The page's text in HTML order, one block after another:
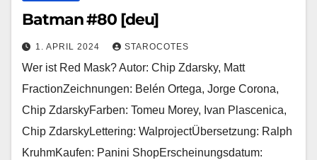
Batman #80 [deu]
1. APRIL 2024 STAROCOTES
Wer ist Red Mask? Autor: Chip Zdarsky, Matt
FractionZeichnungen: Belén Ortega, Jorge Corona,
Chip ZdarskyFarben: Tomeu Morey, Ivan Plascenica,
Chip ZdarskyLettering: WalprojectÜbersetzung: Ralph
KruhmKaufen: Panini ShopErscheinungsdatum: